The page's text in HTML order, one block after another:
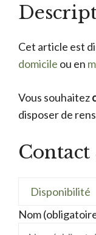
Cet article est
domicile ou en
Vous souhaitez
disposer de
Nom